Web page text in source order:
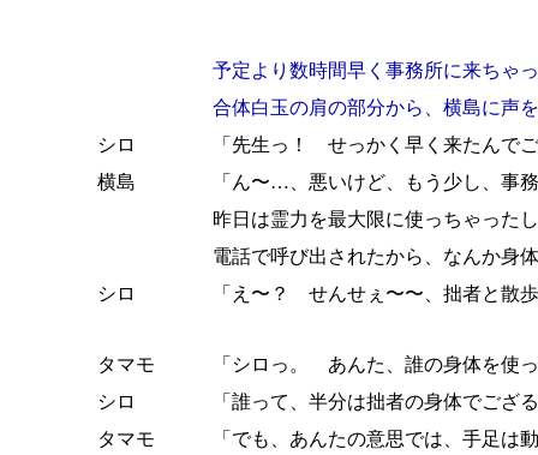
予定より数時間早く事務所に来ちゃ
合体白玉の肩の部分から、横島に声
シロ
「先生っ！ せっかく早く来たんで
横島
「ん〜…、悪いけど、もう少し、事
昨日は霊力を最大限に使っちゃった
電話で呼び出されたから、なんか身
シロ
「え〜？ せんせぇ〜〜、拙者と
タマモ
「シロっ。 あんた、誰の身体を使
シロ
「誰って、半分は拙者の身体でござ
タマモ
「でも、あんたの意思では、手足は